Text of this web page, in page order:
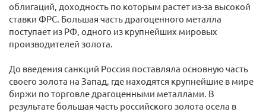
облигаций, доходность по которым растет из-за высокой
ставки ФРС. Большая часть драгоценного металла
поступает из РФ, одного из крупнейших мировых
производителей золота.
До введения санкций Россия поставляла основную часть
своего золота на Запад, где находятся крупнейшие в мире
биржи по торговле драгоценными металлами. В
результате большая часть российского золота осела в